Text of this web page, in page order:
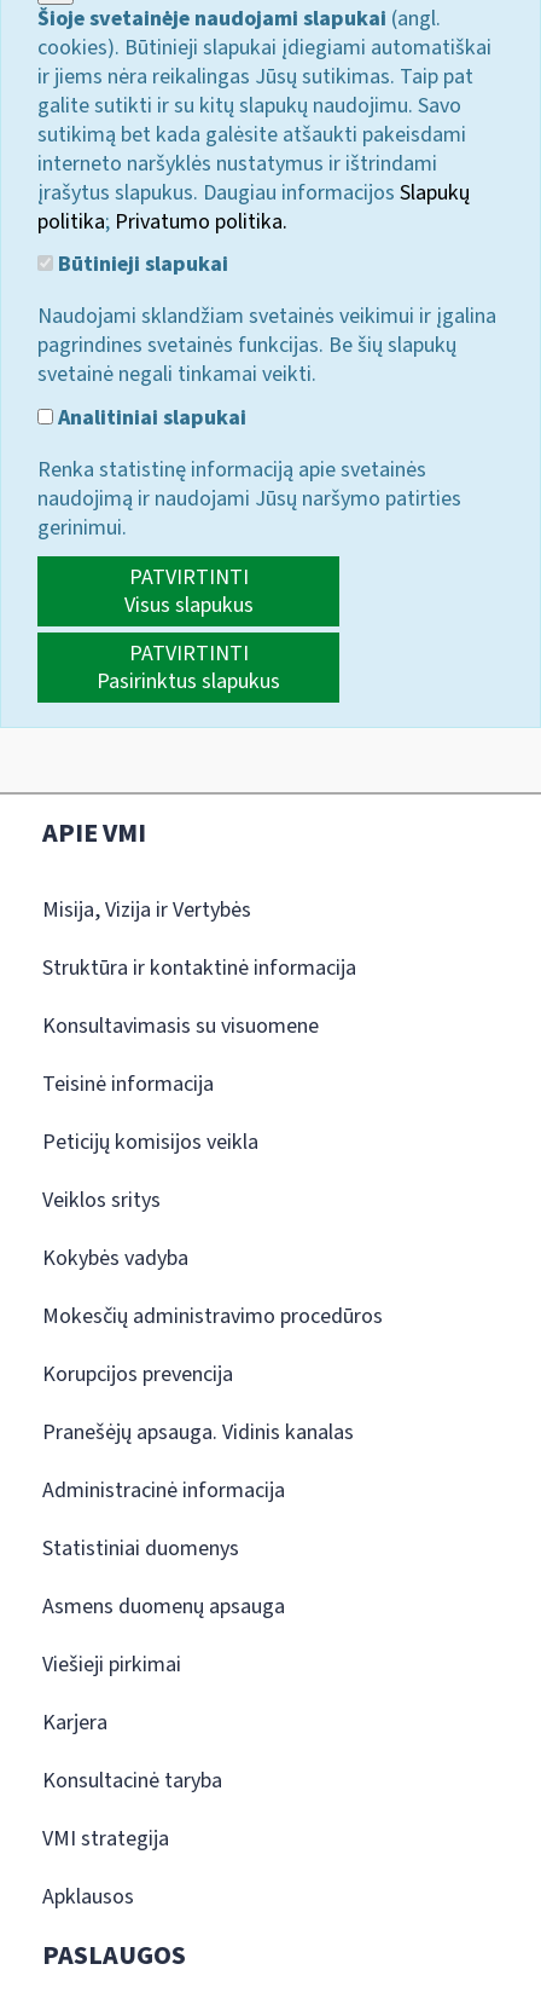
Šioje svetainėje naudojami slapukai (angl.
cookies). Būtinieji slapukai įdiegiami automatiškai
ir jiems nėra reikalingas Jūsų sutikimas. Taip pat
galite sutikti ir su kitų slapukų naudojimu. Savo
sutikimą bet kada galėsite atšaukti pakeisdami
interneto naršyklės nustatymus ir ištrindami
įrašytus slapukus. Daugiau informacijos Slapukų
politika; Privatumo politika.
Būtinieji slapukai
Naudojami sklandžiam svetainės veikimui ir įgalina
pagrindines svetainės funkcijas. Be šių slapukų
svetainė negali tinkamai veikti.
Analitiniai slapukai
Renka statistinę informaciją apie svetainės
naudojimą ir naudojami Jūsų naršymo patirties
gerinimui.
PATVIRTINTI
Visus slapukus
PATVIRTINTI
Pasirinktus slapukus
APIE VMI
Misija, Vizija ir Vertybės
Struktūra ir kontaktinė informacija
Konsultavimasis su visuomene
Teisinė informacija
Peticijų komisijos veikla
Veiklos sritys
Kokybės vadyba
Mokesčių administravimo procedūros
Korupcijos prevencija
Pranešėjų apsauga. Vidinis kanalas
Administracinė informacija
Statistiniai duomenys
Asmens duomenų apsauga
Viešieji pirkimai
Karjera
Konsultacinė taryba
VMI strategija
Apklausos
PASLAUGOS